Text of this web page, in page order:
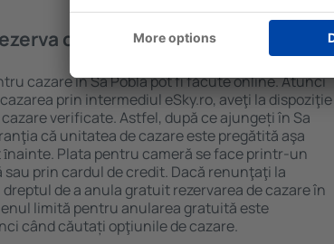
cazare în Sa Pobla?
cazare în Sa Pobla pot fi făcute online. Atunci
prin intermediul eSky.ro, aveţi la dispoziţie
verificate. Astfel, după ce ajungeți în Sa
că unitatea de cazare este pregătită aşa
Plata pentru cameră se face printr-un
sau prin cardul de credit. Dacă renunţaţi la
de a anula gratuit rezervarea de cazare în
limită pentru anularea gratuită este
când căutați opţiunile de cazare.